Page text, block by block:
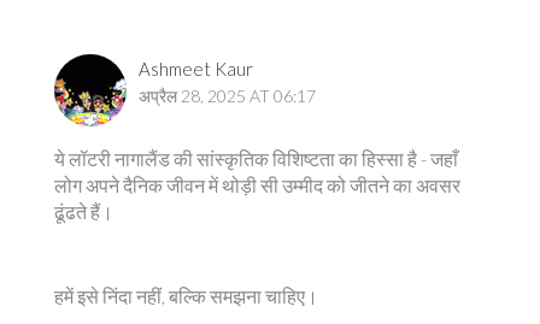
Ashmeet Kaur
अप्रैल 28, 2025 AT 06:17
ये लॉटरी नागालैंड की सांस्कृतिक विशिष्टता का हिस्सा है - जहाँ
लोग अपने दैनिक जीवन में थोड़ी सी उम्मीद को जीतने का अवसर
ढूंढते हैं।
हमें इसे निंदा नहीं, बल्कि समझना चाहिए।